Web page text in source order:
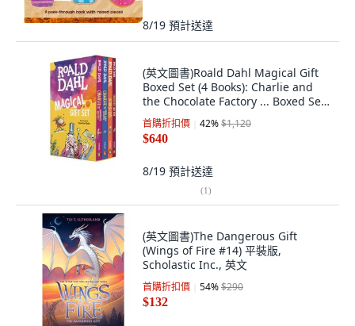
8/19 預計送達
(英文圖書)Roald Dahl Magical Gift
Boxed Set (4 Books): Charlie and
the Chocolate Factory ... Boxed Set,
Viking Books for Young Readers,
English
首購折扣價 42%$1,120
$640
8/19 預計送達
(1)
(英文圖書)The Dangerous Gift
(Wings of Fire #14) 平裝版,
Scholastic Inc., 英文
首購折扣價 54%$290
$132